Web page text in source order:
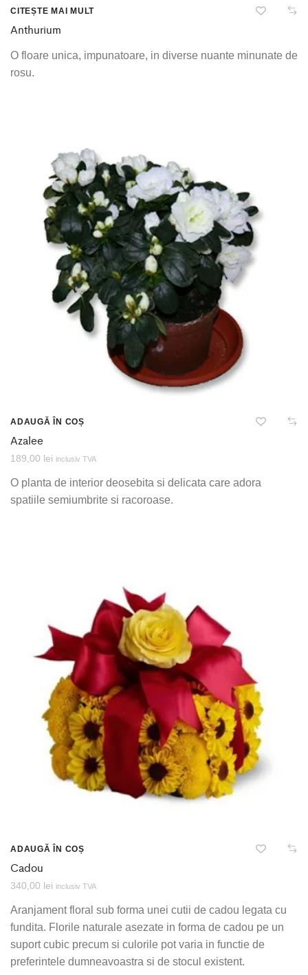
CITEȘTE MAI MULT
Anthurium
O floare unica, impunatoare, in diverse nuante minunate de
rosu.
ADAUGĂ ÎN COȘ
Azalee
189,00 lei inclusiv TVA
O planta de interior deosebita si delicata care adora
spatiile semiumbrite si racoroase.
ADAUGĂ ÎN COȘ
Cadou
340,00 lei inclusiv TVA
Aranjament floral sub forma unei cutii de cadou legata cu
fundita. Florile naturale asezate in forma de cadou pe un
suport cubic precum si culorile pot varia in functie de
preferintele dumneavoastra si de stocul existent.